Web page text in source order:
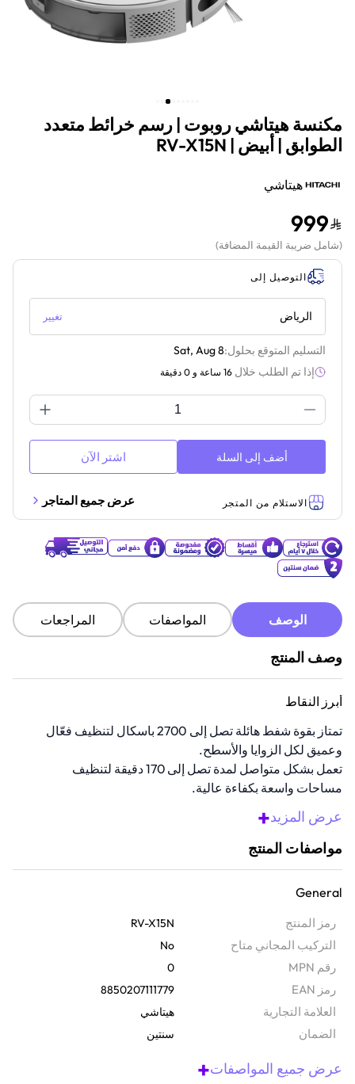
مكنسة هيتاشي روبوت | رسم خرائط متعدد
الطوابق | أبيض | RV-X15N
هيتاشي
999
(شامل ضريبة القيمة المضافة)
التوصيل إلى
الرياض تغيير
التسليم المتوقع بحلول:Sat, Aug 8
إذا تم الطلب خلال 16 ساعة و 0 دقيقة
أضف إلى السلة اشتر الآن
الاستلام من المتجر عرض جميع المتاجر
الوصف المواصفات المراجعات
وصف المنتج
أبرز النقاط
تمتاز بقوة شفط هائلة تصل إلى 2700 باسكال لتنظيف فعّال
وعميق لكل الزوايا والأسطح.
تعمل بشكل متواصل لمدة تصل إلى 170 دقيقة لتنظيف
مساحات واسعة بكفاءة عالية.
تدعم رسم الخرائط الذكي لمسارات تنظيف دقيقة ومنظمة
لتحقيق أقصى كفاءة ممكنه
مزودة بممسحة مدمجة وخزان مياه كهربائي قابل للتحكم،
تنظيف سهلة ومرنة من أي مكان وفي أي وقت.
عرض المزيد+
مواصفات المنتج
General
رمز المنتج RV-X15N
التركيب المجاني متاح No
رقم MPN 0
رمز EAN 8850207111779
‫العلامة التجارية هيتاشي
الضمان‬ سنتين
عرض جميع المواصفات+